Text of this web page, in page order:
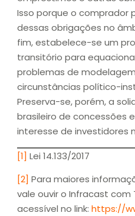
Isso porque o comprador
dessas obrigações no
fim, estabelece-se um
transitório para
problemas de
circunstâncias político-
Preserva-se, porém, a
brasileiro de concessões
interesse de investidores
[1] Lei 14.133/2017
[2] Para maiores
vale ouvir o Infracast com
acessível no link: https://